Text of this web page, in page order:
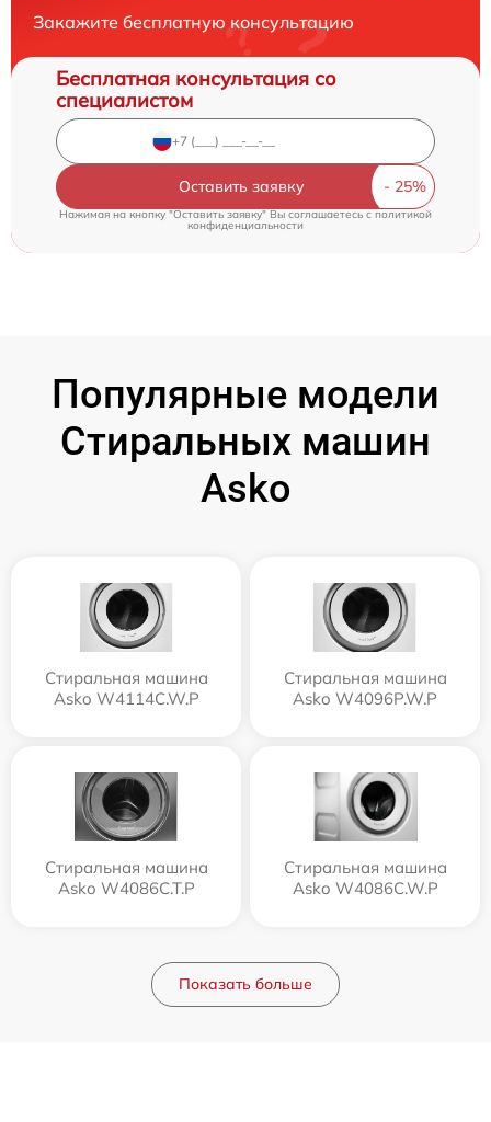
Закажите бесплатную консультацию
Бесплатная консультация со
специалистом
Оставить заявку
Нажимая на кнопку "Оставить заявку" Вы соглашаетесь cполитикой
конфиденциальности
Популярные модели
Стиральных машин
Asko
Стиральная машина
Asko W4114C.W.P
Стиральная машина
Asko W4096P.W.P
Стиральная машина
Asko W4086C.T.P
Стиральная машина
Asko W4086C.W.P
Показать больше